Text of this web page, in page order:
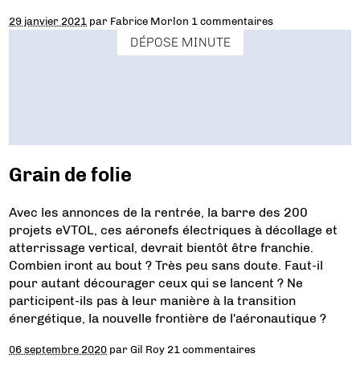
29 janvier 2021 par Fabrice Morlon 1 commentaires
DÉPOSE MINUTE
Grain de folie
Avec les annonces de la rentrée, la barre des 200
projets eVTOL, ces aéronefs électriques à décollage et
atterrissage vertical, devrait bientôt être franchie.
Combien iront au bout ? Très peu sans doute. Faut-il
pour autant décourager ceux qui se lancent ? Ne
participent-ils pas à leur manière à la transition
énergétique, la nouvelle frontière de l'aéronautique ?
06 septembre 2020 parGil Roy 21 commentaires